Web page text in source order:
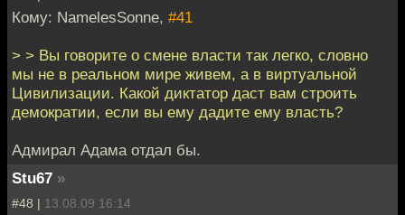
Кому: NamelesSonne, #41
> > Вы говорите о смене власти так легко, словно
мы не в реальном мире живем, а в виртуальной
Цивилизации. Какой диктатор даст вам строить
демократии, если вы ему дадите ему власть?
Адмирал Адама отдал бы.
Stu67 »
#48 | 13.08.09 16:14